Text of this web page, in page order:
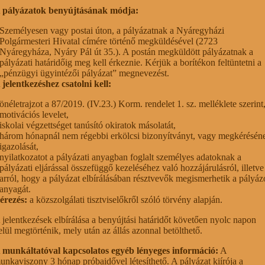
pályázatok benyújtásának módja:
Személyesen vagy postai úton, a pályázatnak a Nyáregyházi
Polgármesteri Hivatal címére történő megküldésével (2723
Nyáregyháza, Nyáry Pál út 35.). A postán megküldött pályázatnak a
pályázati határidőig meg kell érkeznie. Kérjük a borítékon feltüntetni a
„pénzügyi ügyintézői pályázat” megnevezést.
jelentkezéshez csatolni kell:
önéletrajzot a 87/2019. (IV.23.) Korm. rendelet 1. sz. melléklete szerint,
motivációs levelet,
iskolai végzettséget tanúsító okiratok másolatát,
három hónapnál nem régebbi erkölcsi bizonyítványt, vagy
igazolását,
nyilatkozatot a pályázati anyagban foglalt személyes adatoknak a
pályázati eljárással összefüggő kezeléséhez való hozzájárulásról, illetve
arról, hogy a pályázat elbírálásában résztvevők megismerhetik a
anyagát.
a közszolgálati tisztviselőkről szóló törvény alapján.
elbírálása a benyújtási határidőt követően nyolc napon
megtörténik, mely után az állás azonnal betölthető.
munkáltatóval kapcsolatos egyéb lényeges információ: A
3 hónap próbaidővel létesíthető. A pályázat kiírója a